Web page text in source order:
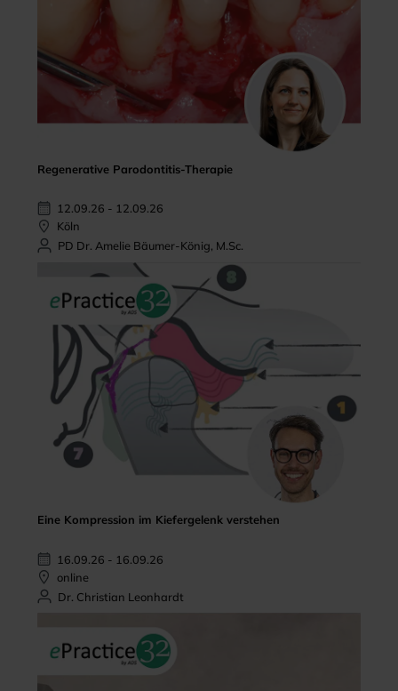
Regenerative Parodontitis-Therapie
12.09.26 - 12.09.26
Köln
PD Dr. Amelie Bäumer-König, M.Sc.
Eine Kompression im Kiefergelenk verstehen
16.09.26 - 16.09.26
online
Dr. Christian Leonhardt